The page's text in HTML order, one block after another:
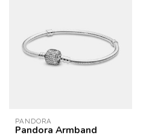
PANDORA
Pandora Armband